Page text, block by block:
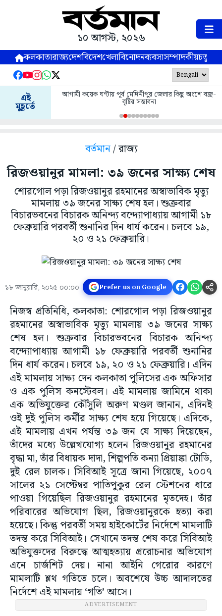
১০ আগস্ট, ২০২৬
কলকাতারাজ্যদেশবিদেশখেলাবিনোদনব্যবসাসম্পাদকীয়
এই
মুহূর্তে
আগামী কয়েক ঘণ্টায় পূর্ব মেদিনীপুর জেলার কিছু অংশে বজ্র-
বৃষ্টির সম্ভাবনা
বর্তমান/ রাজ্য
রিজওয়ানুর মামলা: ৩৯ জনের সাক্ষ্য শেষ
শোরগোল পড়া রিজওয়ানুর রহমানের অস্বাভাবিক মৃত্যু
মামলায় ৩৯ জনের সাক্ষ্য শেষ হল। শুক্রবার
বিচারভবনের বিচারক অনিন্দ্য বন্দ্যোপাধ্যায় আগামী ১৮
ফেব্রুয়ারি পরবর্তী শুনানির দিন ধার্য করেন। চলবে ১৯,
২০ ও ২১ ফেব্রুয়ারি।
১৮ জানুয়ারি, ২০২৫ ০০:০০ Prefer us on Google
নিজস্ব প্রতিনিধি, কলকাতা: শোরগোল পড়া রিজওয়ানুর
রহমানের অস্বাভাবিক মৃত্যু মামলায় ৩৯ জনের সাক্ষ্য
শেষ হল। শুক্রবার বিচারভবনের বিচারক অনিন্দ্য
বন্দ্যোপাধ্যায় আগামী ১৮ ফেব্রুয়ারি পরবর্তী শুনানির
দিন ধার্য করেন। চলবে ১৯, ২০ ও ২১ ফেব্রুয়ারি। এদিন
এই মামলায় সাক্ষ্য দেন কলকাতা পুলিসের এক অফিসার
ও এক পুলিস কনস্টেবল। এই মামলায় জামিনে থাকা
এক অভিযুক্তের কৌঁসুলি অরুণ মণ্ডল জানান, এদিনই
ওই দুই পুলিস কর্মীর সাক্ষ্য শেষ হয়ে গিয়েছে। এদিকে,
এই মামলায় এখন পর্যন্ত ৩৯ জন যে সাক্ষ্য দিয়েছেন,
তাঁদের মধ্যে উল্লেখযোগ্য হলেন রিজওয়ানুর রহমানের
বৃদ্ধা মা, তাঁর বিধায়ক দাদা, শিল্পপতি কন্যা প্রিয়াঙ্কা টোডি,
দুই রেল চালক। সিবিআই সূত্রে জানা গিয়েছে, ২০০৭
সালের ২১ সেপ্টেম্বর পাতিপুকুর রেল স্টেশনের ধারে
পাওয়া গিয়েছিল রিজওয়ানুর রহমানের মৃতদেহ। তাঁর
পরিবারের অভিযোগ ছিল, রিজওয়ানুরকে হত্যা করা
হয়েছে। কিন্তু পরবর্তী সময় হাইকোর্টের নির্দেশে মামলাটি
তদন্ত করে সিবিআই। সেখানে তদন্ত শেষ করে সিবিআই
অভিযুক্তদের বিরুদ্ধে আত্মহত্যায় প্ররোচনার অভিযোগ
এনে চার্জশিট দেয়। নানা আইনি গেরোর কারণে
মামলাটি শ্লথ গতিতে চলে। অবশেষে উচ্চ আদালতের
নির্দেশে এই মামলায় ‘গতি’ আসে।
ADVERTISEMENT